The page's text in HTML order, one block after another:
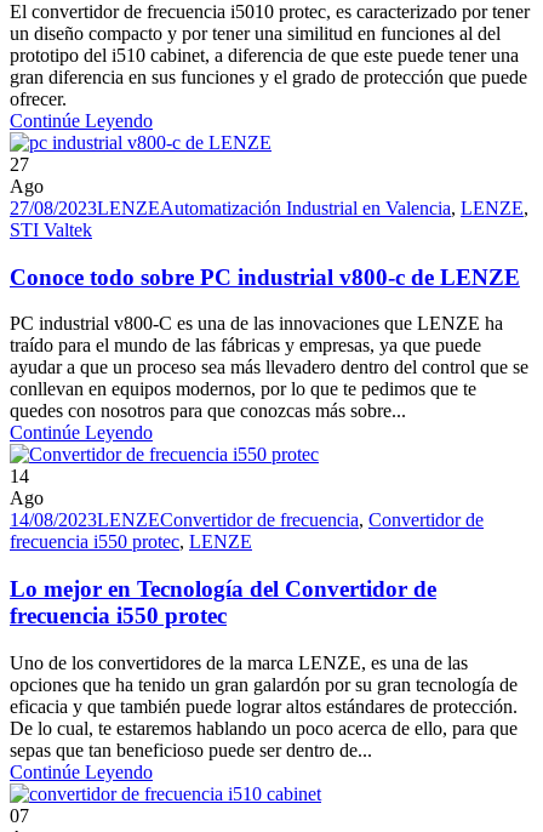
El convertidor de frecuencia i5010 protec, es caracterizado por tener
un diseño compacto y por tener una similitud en funciones al del
prototipo del i510 cabinet, a diferencia de que este puede tener una
gran diferencia en sus funciones y el grado de protección que puede
ofrecer.
Continúe Leyendo
27
Ago
27/08/2023LENZEAutomatización Industrial en Valencia, LENZE,
STI Valtek
Conoce todo sobre PC industrial v800-c de LENZE
PC industrial v800-C es una de las innovaciones que LENZE ha
traído para el mundo de las fábricas y empresas, ya que puede
ayudar a que un proceso sea más llevadero dentro del control que se
conllevan en equipos modernos, por lo que te pedimos que te
quedes con nosotros para que conozcas más sobre...
Continúe Leyendo
14
Ago
14/08/2023LENZEConvertidor de frecuencia, Convertidor de
frecuencia i550 protec, LENZE
Lo mejor en Tecnología del Convertidor de
frecuencia i550 protec
Uno de los convertidores de la marca LENZE, es una de las
opciones que ha tenido un gran galardón por su gran tecnología de
eficacia y que también puede lograr altos estándares de protección.
De lo cual, te estaremos hablando un poco acerca de ello, para que
sepas que tan beneficioso puede ser dentro de...
Continúe Leyendo
07